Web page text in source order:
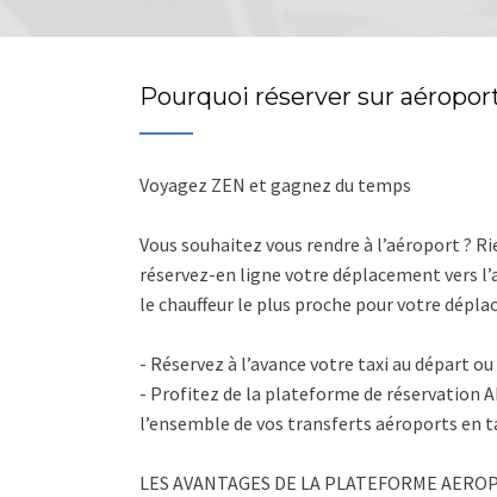
Pourquoi réserver sur
Voyagez ZEN et gagnez du temps
Vous souhaitez vous rendre à l’aéroport ?
réservez-en ligne votre déplacement vers
le chauffeur le plus proche pour votre
- Réservez à l’avance votre taxi au départ
- Profitez de la plateforme de réservation
l’ensemble de vos transferts aéroports en
LES AVANTAGES DE LA PLATEFORME